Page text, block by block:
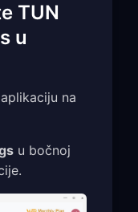
TUN
u
na
u bočnoj